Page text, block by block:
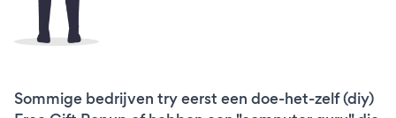
Sommige bedrijven try eerst een doe-het-zelf (diy)